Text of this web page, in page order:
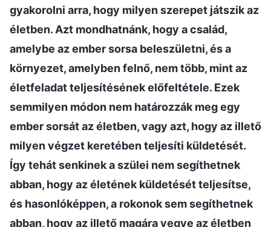
gyakorolni arra, hogy milyen szerepet játszik az
életben. Azt mondhatnánk, hogy a család,
amelybe az ember sorsa beleszületni, és a
környezet, amelyben felnő, nem több, mint az
életfeladat teljesítésének előfeltétele. Ezek
semmilyen módon nem határozzák meg egy
ember sorsát az életben, vagy azt, hogy az illető
milyen végzet keretében teljesíti küldetését.
Így tehát senkinek a szülei nem segíthetnek
abban, hogy az életének küldetését teljesítse,
és hasonlóképpen, a rokonok sem segíthetnek
abban, hogy az illető magára vegye az életben